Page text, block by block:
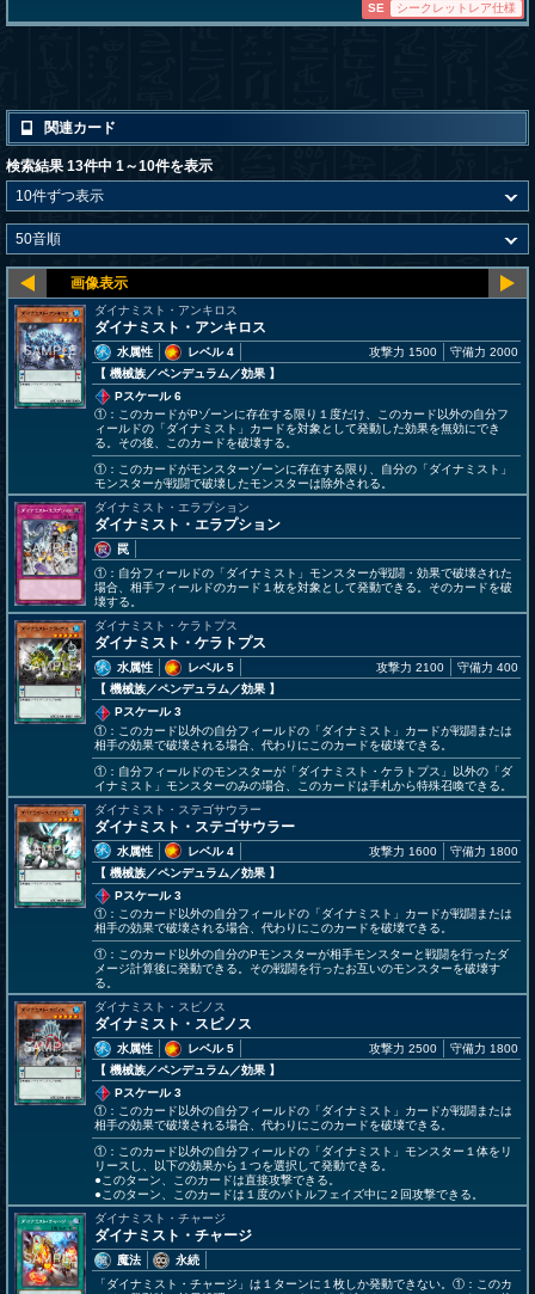
SE シークレットレア仕様
関連カード
検索結果 13件中 1～10件を表示
ダイナミスト・アンキロス
ダイナミスト・アンキロス
水属性
レベル 4
【 機械族／ペンデュラム／効果 】
攻撃力 1500 守備力 2000
Pスケール 6
①：このカードがPゾーンに存在する限り１度だけ、このカード以外の自分フ
ィールドの「ダイナミスト」カードを対象として発動した効果を無効にでき
る。その後、このカードを破壊する。
①：このカードがモンスターゾーンに存在する限り、自分の「ダイナミスト」
モンスターが戦闘で破壊したモンスターは除外される。
ダイナミスト・エラプション
ダイナミスト・エラプション
罠
①：自分フィールドの「ダイナミスト」モンスターが戦闘・効果で破壊された
場合、相手フィールドのカード１枚を対象として発動できる。そのカードを破
壊する。
ダイナミスト・ケラトプス
ダイナミスト・ケラトプス
水属性
レベル 5
【 機械族／ペンデュラム／効果 】
攻撃力 2100 守備力 400
Pスケール 3
①：このカード以外の自分フィールドの「ダイナミスト」カードが戦闘または
相手の効果で破壊される場合、代わりにこのカードを破壊できる。
①：自分フィールドのモンスターが「ダイナミスト・ケラトプス」以外の「ダ
イナミスト」モンスターのみの場合、このカードは手札から特殊召喚できる。
ダイナミスト・ステゴサウラー
ダイナミスト・ステゴサウラー
水属性
レベル 4
【 機械族／ペンデュラム／効果 】
攻撃力 1600 守備力 1800
Pスケール 3
①：このカード以外の自分フィールドの「ダイナミスト」カードが戦闘または
相手の効果で破壊される場合、代わりにこのカードを破壊できる。
①：このカード以外の自分のPモンスターが相手モンスターと戦闘を行ったダ
メージ計算後に発動できる。その戦闘を行ったお互いのモンスターを破壊す
る。
ダイナミスト・スピノス
ダイナミスト・スピノス
水属性
レベル 5
【 機械族／ペンデュラム／効果 】
攻撃力 2500 守備力 1800
Pスケール 3
①：このカード以外の自分フィールドの「ダイナミスト」カードが戦闘または
相手の効果で破壊される場合、代わりにこのカードを破壊できる。
①：このカード以外の自分フィールドの「ダイナミスト」モンスター１体をリ
リースし、以下の効果から１つを選択して発動できる。
●このターン、このカードは直接攻撃できる。
●このターン、このカードは１度のバトルフェイズ中に２回攻撃できる。
ダイナミスト・チャージ
ダイナミスト・チャージ
魔法
永続
「ダイナミスト・チャージ」は１ターンに１枚しか発動できない。①：このカ